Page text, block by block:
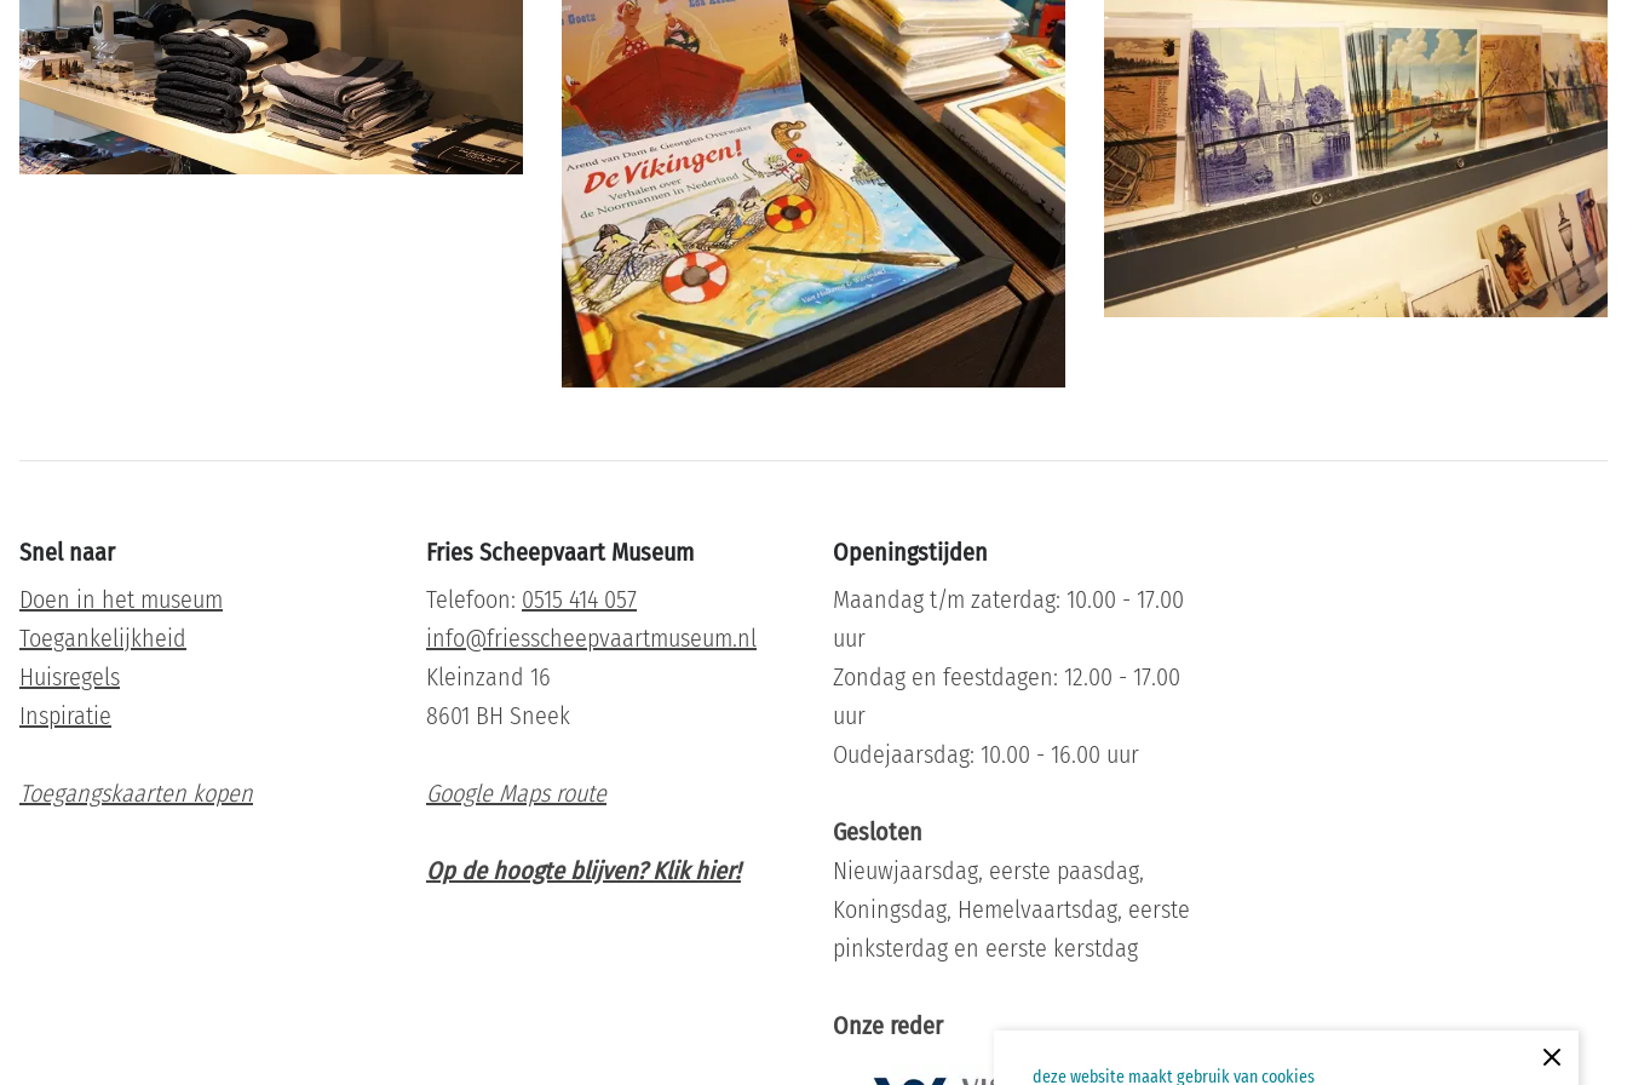
Snel naar
Doen in het museum
Toegankelijkheid
Huisregels
Inspiratie
Toegangskaarten kopen
Fries Scheepvaart Museum
Telefoon: 0515 414 057
info@friesscheepvaartmuseum.nl
Kleinzand 16
8601 BH Sneek
Google Maps route
Op de hoogte blijven? Klik hier!
Openingstijden
Maandag t/m zaterdag: 10.00 - 17.00
uur
Zondag en feestdagen: 12.00 - 17.00
uur
Oudejaarsdag: 10.00 - 16.00 uur
Gesloten
Nieuwjaarsdag, eerste paasdag,
Koningsdag, Hemelvaartsdag, eerste
pinksterdag en eerste kerstdag
Onze reder
deze website maakt gebruik van cookies